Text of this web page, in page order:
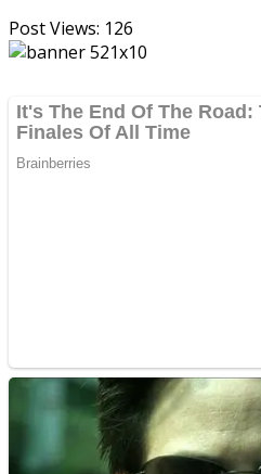
Post Views: 126